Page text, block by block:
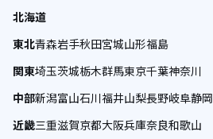
北海道
東北青森岩手秋田宮城山形福島
関東埼玉茨城栃木群馬東京千葉神奈川
中部新潟富山石川福井山梨長野岐阜静岡
近畿三重滋賀京都大阪兵庫奈良和歌山